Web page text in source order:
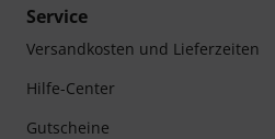
Service
Versandkosten und Lieferzeiten
Hilfe-Center
Gutscheine